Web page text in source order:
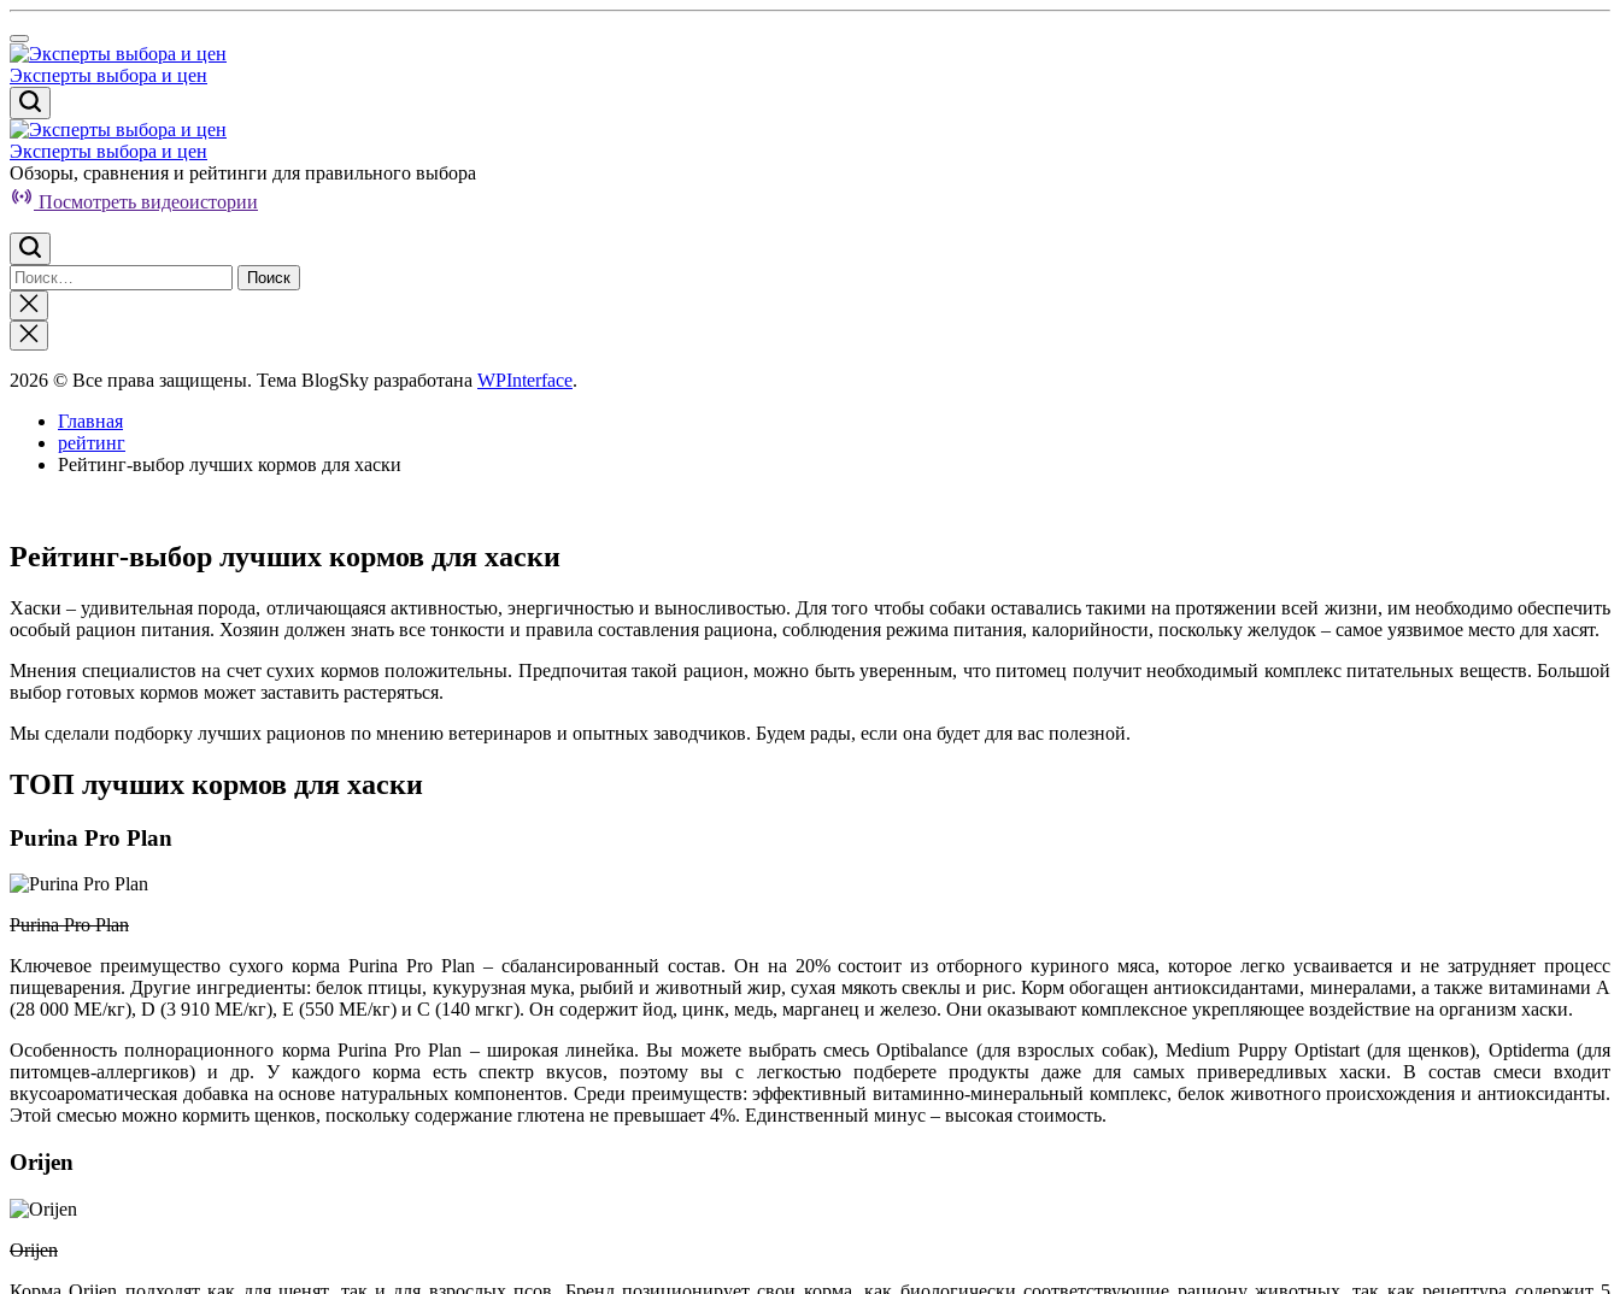
Перейти
к
содержимому
Эксперты выбора и цен
Эксперты выбора и цен
Обзоры, сравнения и рейтинги для правильного выбора
Посмотреть видеоистории
Найти:
Закрыть
поиск
2026 © Все права защищены. Тема BlogSky разработана WPInterface.
Главная
рейтинг
Рейтинг-выбор лучших кормов для хаски
Рейтинг-выбор лучших кормов для хаски
Хаски – удивительная порода, отличающаяся активностью, энергичностью и выносливостью. Для того чтобы собаки оставались такими на протяжении всей жизни, им необходимо обеспечить
особый рацион питания. Хозяин должен знать все тонкости и правила составления рациона, соблюдения режима питания, калорийности, поскольку желудок – самое уязвимое место для хасят.
Мнения специалистов на счет сухих кормов положительны. Предпочитая такой рацион, можно быть уверенным, что питомец получит необходимый комплекс питательных веществ. Большой
выбор готовых кормов может заставить растеряться.
Мы сделали подборку лучших рационов по мнению ветеринаров и опытных заводчиков. Будем рады, если она будет для вас полезной.
ТОП лучших кормов для хаски
Purina Pro Plan
Purina Pro Plan
Ключевое преимущество сухого корма Purina Pro Plan – сбалансированный состав. Он на 20% состоит из отборного куриного мяса, которое легко усваивается и не затрудняет процесс
пищеварения. Другие ингредиенты: белок птицы, кукурузная мука, рыбий и животный жир, сухая мякоть свеклы и рис. Корм обогащен антиоксидантами, минералами, а также витаминами A
(28 000 МЕ/кг), D (3 910 МЕ/кг), Е (550 МЕ/кг) и С (140 мгкг). Он содержит йод, цинк, медь, марганец и железо. Они оказывают комплексное укрепляющее воздействие на организм хаски.
Особенность полнорационного корма Purina Pro Plan – широкая линейка. Вы можете выбрать смесь Optibalance (для взрослых собак), Medium Puppy Optistart (для щенков), Optiderma (для
питомцев-аллергиков) и др. У каждого корма есть спектр вкусов, поэтому вы с легкостью подберете продукты даже для самых привередливых хаски. В состав смеси входит
вкусоароматическая добавка на основе натуральных компонентов. Среди преимуществ: эффективный витаминно-минеральный комплекс, белок животного происхождения и антиоксиданты.
Этой смесью можно кормить щенков, поскольку содержание глютена не превышает 4%. Единственный минус – высокая стоимость.
Orijen
Orijen